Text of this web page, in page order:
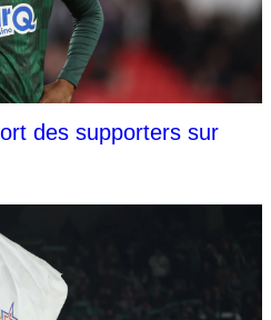
des supporters sur